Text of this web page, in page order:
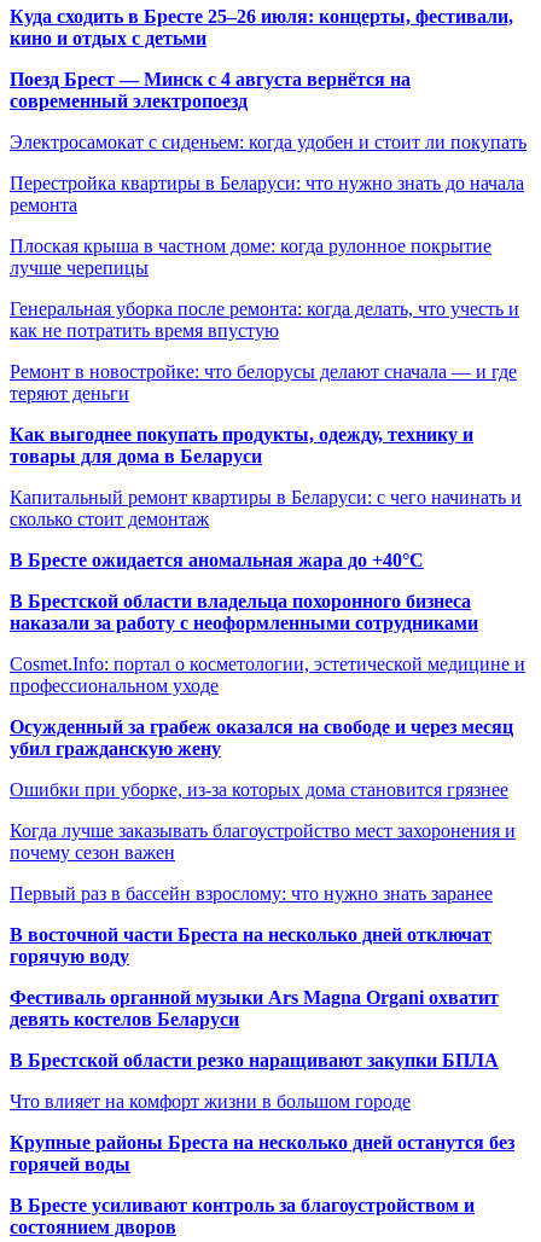
Куда сходить в Бресте 25–26 июля: концерты, фестивали,
кино и отдых с детьми
Поезд Брест — Минск с 4 августа вернётся на
современный электропоезд
Электросамокат с сиденьем: когда удобен и стоит ли покупать
Перестройка квартиры в Беларуси: что нужно знать до начала
ремонта
Плоская крыша в частном доме: когда рулонное покрытие
лучше черепицы
Генеральная уборка после ремонта: когда делать, что учесть и
как не потратить время впустую
Ремонт в новостройке: что белорусы делают сначала — и где
теряют деньги
Как выгоднее покупать продукты, одежду, технику и
товары для дома в Беларуси
Капитальный ремонт квартиры в Беларуси: с чего начинать и
сколько стоит демонтаж
В Бресте ожидается аномальная жара до +40°C
В Брестской области владельца похоронного бизнеса
наказали за работу с неоформленными сотрудниками
Cosmet.Info: портал о косметологии, эстетической медицине и
профессиональном уходе
Осужденный за грабеж оказался на свободе и через месяц
убил гражданскую жену
Ошибки при уборке, из-за которых дома становится грязнее
Когда лучше заказывать благоустройство мест захоронения и
почему сезон важен
Первый раз в бассейн взрослому: что нужно знать заранее
В восточной части Бреста на несколько дней отключат
горячую воду
Фестиваль органной музыки Ars Magna Organi охватит
девять костелов Беларуси
В Брестской области резко наращивают закупки БПЛА
Что влияет на комфорт жизни в большом городе
Крупные районы Бреста на несколько дней останутся без
горячей воды
В Бресте усиливают контроль за благоустройством и
состоянием дворов